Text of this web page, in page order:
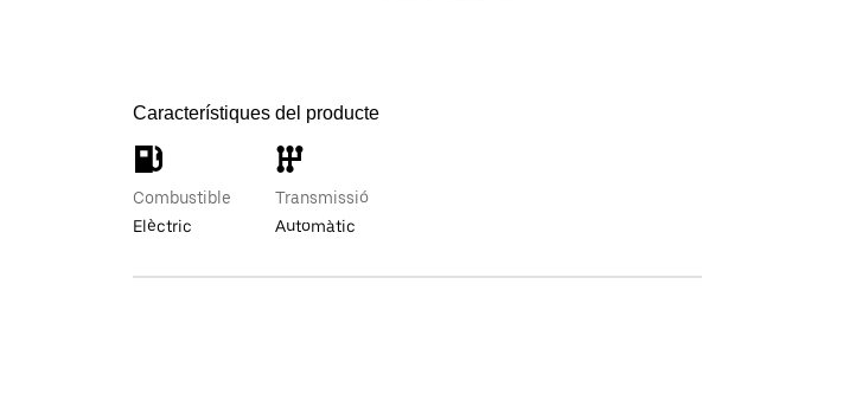
Característiques del producte
Combustible
Elèctric
Transmissió
Automàtic